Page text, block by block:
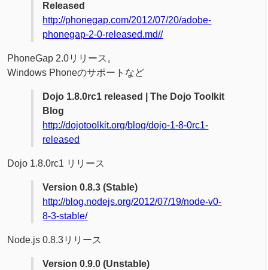
Released
http://phonegap.com/2012/07/20/adobe-
phonegap-2-0-released.md//
PhoneGap 2.0リリース。
Windows Phoneのサポートなど
Dojo 1.8.0rc1 released | The Dojo Toolkit
Blog
http://dojotoolkit.org/blog/dojo-1-8-0rc1-
released
Dojo 1.8.0rc1 リリース
Version 0.8.3 (Stable)
http://blog.nodejs.org/2012/07/19/node-v0-
8-3-stable/
Node.js 0.8.3リリース
Version 0.9.0 (Unstable)